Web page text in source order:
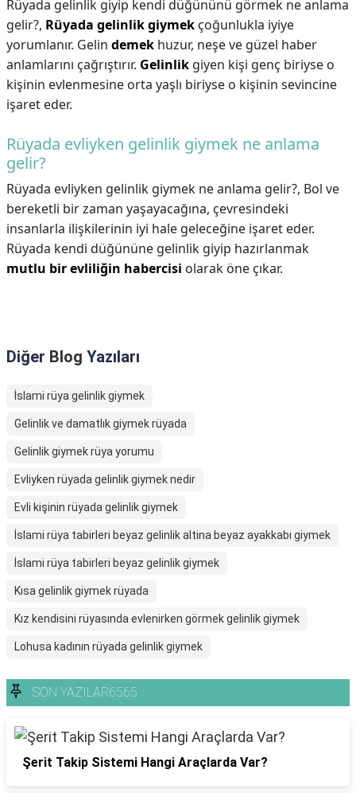
Rüyada gelinlik giyip kendi düğününü görmek ne anlama
gelir?, Rüyada gelinlik giymek çoğunlukla iyiye
yorumlanır. Gelin demek huzur, neşe ve güzel haber
anlamlarını çağrıştırır. Gelinlik giyen kişi genç biriyse o
kişinin evlenmesine orta yaşlı biriyse o kişinin sevincine
işaret eder.
Rüyada evliyken gelinlik giymek ne anlama
gelir?
Rüyada evliyken gelinlik giymek ne anlama gelir?, Bol ve
bereketli bir zaman yaşayacağına, çevresindeki
insanlarla ilişkilerinin iyi hale geleceğine işaret eder.
Rüyada kendi düğününe gelinlik giyip hazırlanmak
mutlu bir evliliğin habercisi olarak öne çıkar.
Diğer Blog Yazıları
İslami rüya gelinlik giymek
Gelinlik ve damatlık giymek rüyada
Gelinlik giymek rüya yorumu
Evliyken rüyada gelinlik giymek nedir
Evli kişinin rüyada gelinlik giymek
İslami rüya tabirleri beyaz gelinlik altina beyaz ayakkabı giymek
İslami rüya tabirleri beyaz gelinlik giymek
Kısa gelinlik giymek rüyada
Kız kendisini rüyasında evlenirken görmek gelinlik giymek
Lohusa kadının rüyada gelinlik giymek
SON YAZILAR6565
Şerit Takip Sistemi Hangi Araçlarda Var?